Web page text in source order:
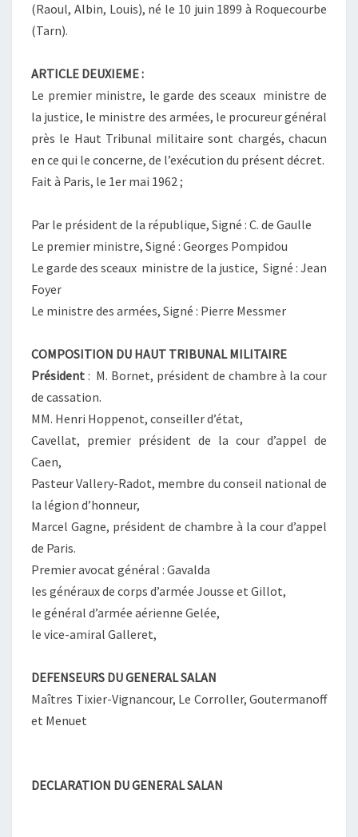
(Raoul, Albin, Louis), né le 10 juin 1899 à Roquecourbe
(Tarn).
ARTICLE DEUXIEME :
Le premier ministre, le garde des sceaux ministre de
la justice, le ministre des armées, le procureur général
près le Haut Tribunal militaire sont chargés, chacun
en ce qui le concerne, de l’exécution du présent décret.
Fait à Paris, le 1er mai 1962 ;
Par le président de la république, Signé : C. de Gaulle
Le premier ministre, Signé : Georges Pompidou
Le garde des sceaux ministre de la justice, Signé : Jean
Foyer
Le ministre des armées, Signé : Pierre Messmer
COMPOSITION DU HAUT TRIBUNAL MILITAIRE
Président : M. Bornet, président de chambre à la cour
de cassation.
MM. Henri Hoppenot, conseiller d’état,
Cavellat, premier président de la cour d’appel de
Caen,
Pasteur Vallery-Radot, membre du conseil national de
la légion d’honneur,
Marcel Gagne, président de chambre à la cour d’appel
de Paris.
Premier avocat général : Gavalda
les généraux de corps d’armée Jousse et Gillot,
le général d’armée aérienne Gelée,
le vice-amiral Galleret,
DEFENSEURS DU GENERAL SALAN
Maîtres Tixier-Vignancour, Le Corroller, Goutermanoff
et Menuet
DECLARATION DU GENERAL SALAN